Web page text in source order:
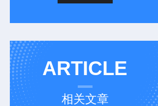
ARTICLE
相关文章